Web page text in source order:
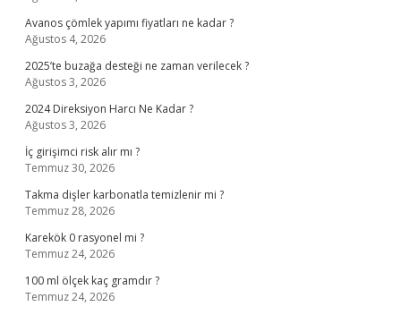
Avanos çömlek yapımı fiyatları ne kadar ?
Ağustos 4, 2026
2025’te buzağa desteği ne zaman verilecek ?
Ağustos 3, 2026
2024 Direksiyon Harcı Ne Kadar ?
Ağustos 3, 2026
İç girişimci risk alır mı ?
Temmuz 30, 2026
Takma dişler karbonatla temizlenir mi ?
Temmuz 28, 2026
Karekök 0 rasyonel mi ?
Temmuz 24, 2026
100 ml ölçek kaç gramdır ?
Temmuz 24, 2026